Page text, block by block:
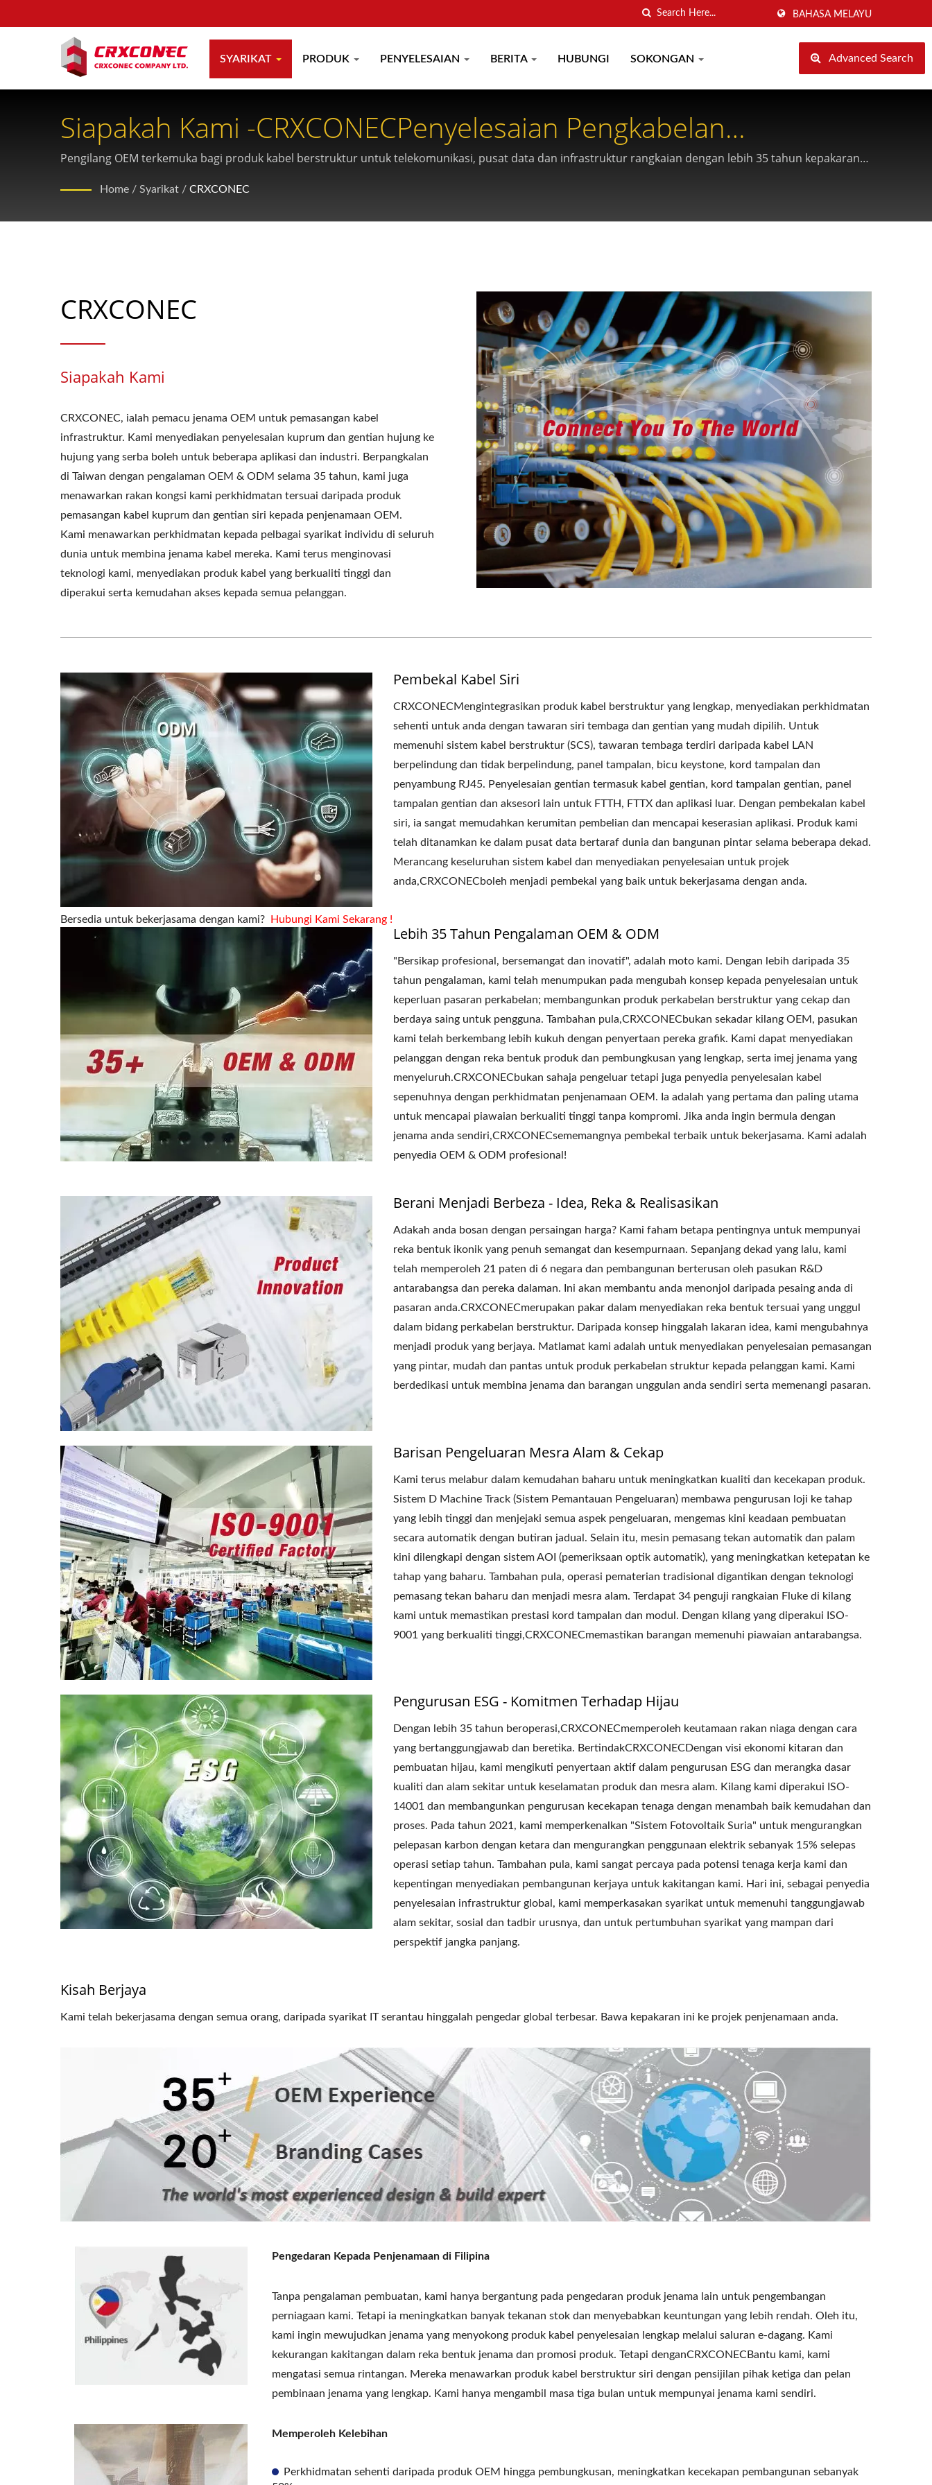
BAHASA MELAYU
SYARIKAT PRODUK PENYELESAIAN BERITA HUBUNGI SOKONGAN Advanced Search
Siapakah Kami -CRXCONECPenyelesaian Pengkabelan
Berstruktur OEM
Pengilang OEM terkemuka bagi produk kabel berstruktur untuk telekomunikasi, pusat data dan infrastruktur rangkaian dengan lebih 35 tahun kepakaran
Home / Syarikat / CRXCONEC
CRXCONEC
Siapakah Kami
CRXCONEC, ialah pemacu jenama OEM untuk pemasangan kabel
infrastruktur. Kami menyediakan penyelesaian kuprum dan gentian hujung ke
hujung yang serba boleh untuk beberapa aplikasi dan industri. Berpangkalan
di Taiwan dengan pengalaman OEM & ODM selama 35 tahun, kami juga
menawarkan rakan kongsi kami perkhidmatan tersuai daripada produk
pemasangan kabel kuprum dan gentian siri kepada penjenamaan OEM.
Kami menawarkan perkhidmatan kepada pelbagai syarikat individu di seluruh
dunia untuk membina jenama kabel mereka. Kami terus menginovasi
teknologi kami, menyediakan produk kabel yang berkualiti tinggi dan
diperakui serta kemudahan akses kepada semua pelanggan.
Pembekal Kabel Siri
CRXCONECMengintegrasikan produk kabel berstruktur yang lengkap, menyediakan perkhidmatan
sehenti untuk anda dengan tawaran siri tembaga dan gentian yang mudah dipilih. Untuk
memenuhi sistem kabel berstruktur (SCS), tawaran tembaga terdiri daripada kabel LAN
berpelindung dan tidak berpelindung, panel tampalan, bicu keystone, kord tampalan dan
penyambung RJ45. Penyelesaian gentian termasuk kabel gentian, kord tampalan gentian, panel
tampalan gentian dan aksesori lain untuk FTTH, FTTX dan aplikasi luar. Dengan pembekalan kabel
siri, ia sangat memudahkan kerumitan pembelian dan mencapai keserasian aplikasi. Produk kami
telah ditanamkan ke dalam pusat data bertaraf dunia dan bangunan pintar selama beberapa dekad.
Merancang keseluruhan sistem kabel dan menyediakan penyelesaian untuk projek
anda,CRXCONECboleh menjadi pembekal yang baik untuk bekerjasama dengan anda.
Bersedia untuk bekerjasama dengan kami? Hubungi Kami Sekarang !
Lebih 35 Tahun Pengalaman OEM & ODM
"Bersikap profesional, bersemangat dan inovatif", adalah moto kami. Dengan lebih daripada 35
tahun pengalaman, kami telah menumpukan pada mengubah konsep kepada penyelesaian untuk
keperluan pasaran perkabelan; membangunkan produk perkabelan berstruktur yang cekap dan
berdaya saing untuk pengguna. Tambahan pula,CRXCONECbukan sekadar kilang OEM, pasukan
kami telah berkembang lebih kukuh dengan penyertaan pereka grafik. Kami dapat menyediakan
pelanggan dengan reka bentuk produk dan pembungkusan yang lengkap, serta imej jenama yang
menyeluruh.CRXCONECbukan sahaja pengeluar tetapi juga penyedia penyelesaian kabel
sepenuhnya dengan perkhidmatan penjenamaan OEM. Ia adalah yang pertama dan paling utama
untuk mencapai piawaian berkualiti tinggi tanpa kompromi. Jika anda ingin bermula dengan
jenama anda sendiri,CRXCONECsememangnya pembekal terbaik untuk bekerjasama. Kami adalah
penyedia OEM & ODM profesional!
Berani Menjadi Berbeza - Idea, Reka & Realisasikan
Adakah anda bosan dengan persaingan harga? Kami faham betapa pentingnya untuk mempunyai
reka bentuk ikonik yang penuh semangat dan kesempurnaan. Sepanjang dekad yang lalu, kami
telah memperoleh 21 paten di 6 negara dan pembangunan berterusan oleh pasukan R&D
antarabangsa dan pereka dalaman. Ini akan membantu anda menonjol daripada pesaing anda di
pasaran anda.CRXCONECmerupakan pakar dalam menyediakan reka bentuk tersuai yang unggul
dalam bidang perkabelan berstruktur. Daripada konsep hinggalah lakaran idea, kami mengubahnya
menjadi produk yang berjaya. Matlamat kami adalah untuk menyediakan penyelesaian pemasangan
yang pintar, mudah dan pantas untuk produk perkabelan struktur kepada pelanggan kami. Kami
berdedikasi untuk membina jenama dan barangan unggulan anda sendiri serta memenangi pasaran.
Barisan Pengeluaran Mesra Alam & Cekap
Kami terus melabur dalam kemudahan baharu untuk meningkatkan kualiti dan kecekapan produk.
Sistem D Machine Track (Sistem Pemantauan Pengeluaran) membawa pengurusan loji ke tahap
yang lebih tinggi dan menjejaki semua aspek pengeluaran, mengemas kini keadaan pembuatan
secara automatik dengan butiran jadual. Selain itu, mesin pemasang tekan automatik dan palam
kini dilengkapi dengan sistem AOI (pemeriksaan optik automatik), yang meningkatkan ketepatan ke
tahap yang baharu. Tambahan pula, operasi pematerian tradisional digantikan dengan teknologi
pemasang tekan baharu dan menjadi mesra alam. Terdapat 34 penguji rangkaian Fluke di kilang
kami untuk memastikan prestasi kord tampalan dan modul. Dengan kilang yang diperakui ISO-
9001 yang berkualiti tinggi,CRXCONECmemastikan barangan memenuhi piawaian antarabangsa.
Pengurusan ESG - Komitmen Terhadap Hijau
Dengan lebih 35 tahun beroperasi,CRXCONECmemperoleh keutamaan rakan niaga dengan cara
yang bertanggungjawab dan beretika. BertindakCRXCONECDengan visi ekonomi kitaran dan
pembuatan hijau, kami mengikuti penyertaan aktif dalam pengurusan ESG dan merangka dasar
kualiti dan alam sekitar untuk keselamatan produk dan mesra alam. Kilang kami diperakui ISO-
14001 dan membangunkan pengurusan kecekapan tenaga dengan menambah baik kemudahan dan
proses. Pada tahun 2021, kami memperkenalkan "Sistem Fotovoltaik Suria" untuk mengurangkan
pelepasan karbon dengan ketara dan mengurangkan penggunaan elektrik sebanyak 15% selepas
operasi setiap tahun. Tambahan pula, kami sangat percaya pada potensi tenaga kerja kami dan
kepentingan menyediakan pembangunan kerjaya untuk kakitangan kami. Hari ini, sebagai penyedia
penyelesaian infrastruktur global, kami memperkasakan syarikat untuk memenuhi tanggungjawab
alam sekitar, sosial dan tadbir urusnya, dan untuk pertumbuhan syarikat yang mampan dari
perspektif jangka panjang.
Kisah Berjaya
Kami telah bekerjasama dengan semua orang, daripada syarikat IT serantau hinggalah pengedar global terbesar. Bawa kepakaran ini ke projek penjenamaan anda.
Pengedaran Kepada Penjenamaan di Filipina
Tanpa pengalaman pembuatan, kami hanya bergantung pada pengedaran produk jenama lain untuk pengembangan
perniagaan kami. Tetapi ia meningkatkan banyak tekanan stok dan menyebabkan keuntungan yang lebih rendah. Oleh itu,
kami ingin mewujudkan jenama yang menyokong produk kabel penyelesaian lengkap melalui saluran e-dagang. Kami
kekurangan kakitangan dalam reka bentuk jenama dan promosi produk. Tetapi denganCRXCONECBantu kami, kami
mengatasi semua rintangan. Mereka menawarkan produk kabel berstruktur siri dengan pensijilan pihak ketiga dan pelan
pembinaan jenama yang lengkap. Kami hanya mengambil masa tiga bulan untuk mempunyai jenama kami sendiri.
Memperoleh Kelebihan
Perkhidmatan sehenti daripada produk OEM hingga pembungkusan, meningkatkan kecekapan pembangunan sebanyak